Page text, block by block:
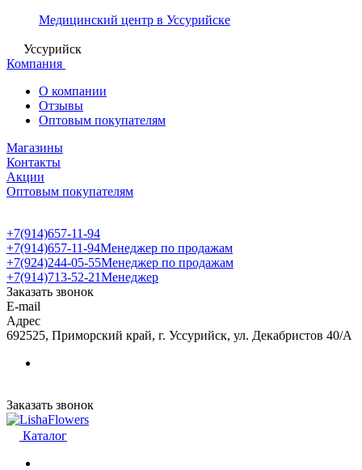
Медицинский центр в Уссурийске
Уссурийск
Компания
О компании
Отзывы
Оптовым покупателям
Магазины
Контакты
Акции
Оптовым покупателям
+7(914)657-11-94
+7(914)657-11-94Менеджер по продажам
+7(924)244-05-55Менеджер по продажам
+7(914)713-52-21Менеджер
Заказать звонок
E-mail
Адрес
692525, Приморский край, г. Уссурийск, ул. Декабристов 40/А
Заказать звонок
Каталог